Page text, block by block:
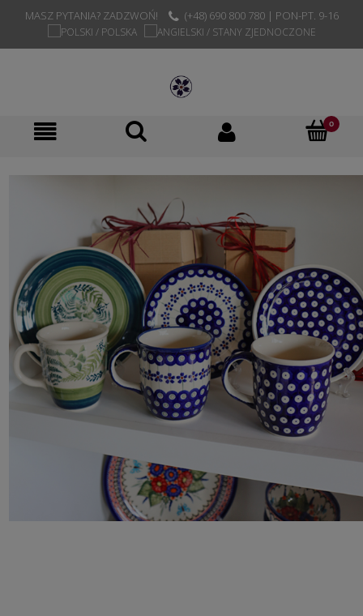
MASZ PYTANIA? ZADZWOŃ! (+48) 690 800 780 | PON-PT. 9-16